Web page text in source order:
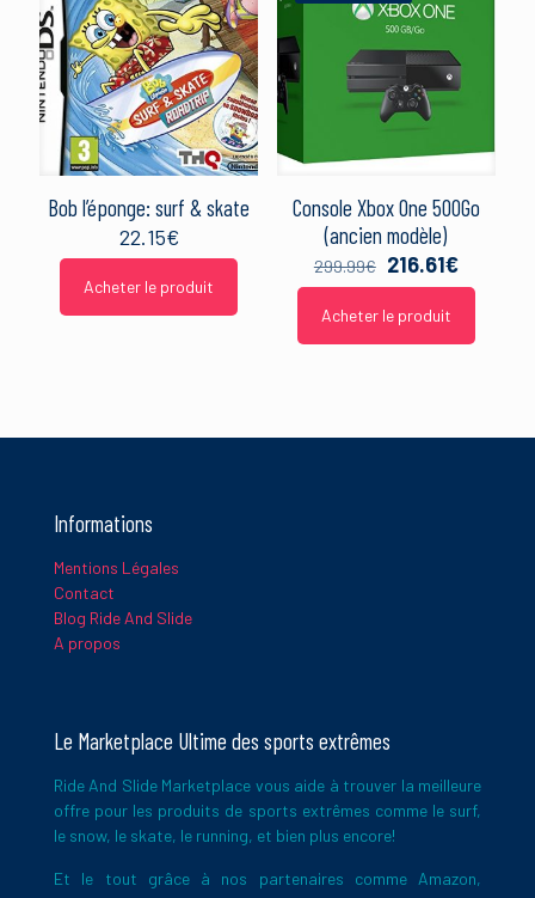
Bob l’éponge: surf & skate
22.15€
Acheter le produit
Console Xbox One 500Go
(ancien modèle)
299.99€ Le
prix
initial
était :
216.61€Le
prix
est :
Acheter le produit
Informations
Mentions Légales
Contact
Blog Ride And Slide
A propos
Le Marketplace Ultime des sports extrêmes
Ride And Slide Marketplace vous aide à trouver la meilleure
offre pour les produits de sports extrêmes comme le surf,
le snow, le skate, le running, et bien plus encore!
Et le tout grâce à nos partenaires comme Amazon,